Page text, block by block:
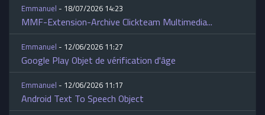
Emmanuel- 18/07/2026 14:23
MMF-Extension-Archive Clickteam Multimedia...
Emmanuel- 12/06/2026 11:27
Google Play Objet de vérification d'âge
Emmanuel- 12/06/2026 11:17
Android Text To Speech Object